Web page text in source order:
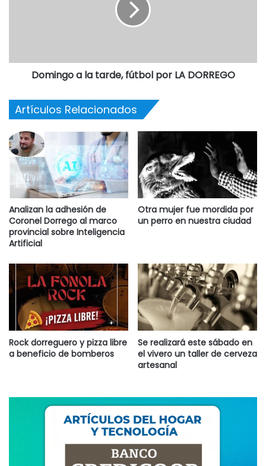
Domingo a la tarde, fútbol por LA DORREGO
Artículos Relacionados
Analizan la adhesión de
Coronel Dorrego al marco
provincial sobre Inteligencia
Artificial
Otra mujer fue mordida por
un perro en nuestra ciudad
Rock dorreguero y pizza libre
a beneficio de bomberos
Se realizará este sábado en
el vivero un taller de cerveza
artesanal